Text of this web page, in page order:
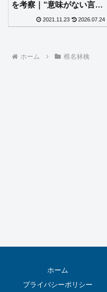
を考察｜“意味がない言
2021.11.23 2026.07.24
ホーム 椎名林檎
ホーム
プライバシーポリシー